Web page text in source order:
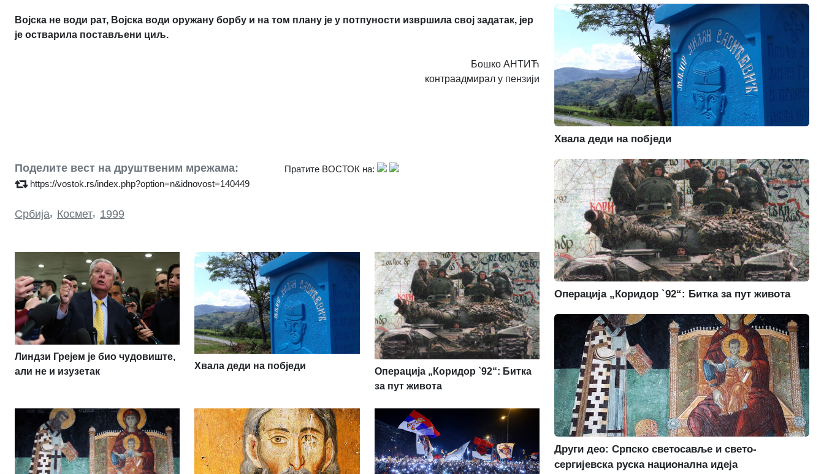
Војска не води рат, Војска води оружану борбу и на том плану је у потпуности извршила свој задатак, јер
је остварила постављени циљ.
Бошко АНТИЋ
контраадмирал у пензији
Поделите вест на друштвеним мрежама:
https://vostok.rs/index.php?option=n&idnovost=140449
Пратите ВОСТОК на:
Србија, Космет, 1999
Линдзи Грејем је био чудовиште,
али не и изузетак
Хвала деди на побједи
Операција „Коридор `92“: Битка
за пут живота
Хвала деди на побједи
Операција „Коридор `92“: Битка за пут живота
Други део: Српско светосавље и свето-
сергијевска руска национална идеја